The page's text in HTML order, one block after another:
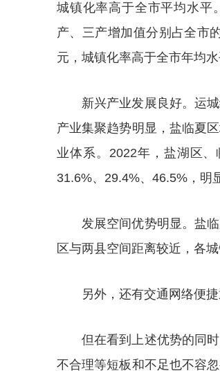
城镇化率高于全市平均水平
产、三产增加值分别占全市
元，城镇化率高于全市年均水
新兴产业发展良好。运
产业集聚趋势明显，盐临夏
业体系。2022年，盐湖区
31.6%、29.4%、46.5%，明
发展空间优势明显。盐
区与两县空间距离较近，各
另外，还有交通网络便
但在看到上述优势的同
不合理等短板和不足也不容